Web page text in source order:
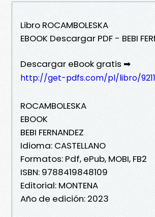
Libro ROCAMBOLESKA
EBOOK Descargar PDF - BEBI
Descargar eBook gratis ➡
http://get-pdfs.com/pl/libro/
ROCAMBOLESKA
EBOOK
BEBI FERNANDEZ
Idioma: CASTELLANO
Formatos: Pdf, ePub, MOBI, FB2
ISBN: 9788419848109
Editorial: MONTENA
Año de edición: 2023